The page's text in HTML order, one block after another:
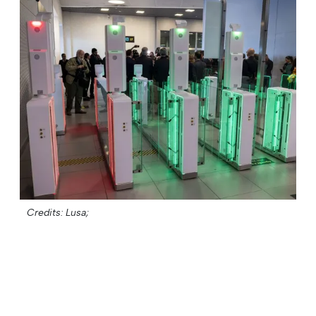
Credits: Lusa;